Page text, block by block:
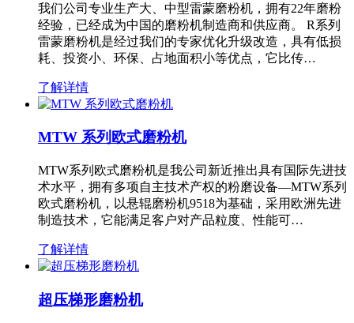
我们公司专业生产大、中型雷蒙磨粉机，拥有22年磨粉
经验，已经成为中国的磨粉机制造商和供应商。 R系列
雷蒙磨粉机是经过我们的专家优化升级改造，具有低损
耗、投资小、环保、占地面积小等优点，它比传…
了解详情
MTW 系列欧式磨粉机
MTW系列欧式磨粉机是我公司新近推出具有国际先进技
术水平，拥有多项自主技术产权的粉磨设备—MTW系列
欧式磨粉机，以悬辊磨粉机9518为基础，采用欧洲先进
制造技术，它能满足客户对产品粒度、性能可…
了解详情
超压梯形磨粉机